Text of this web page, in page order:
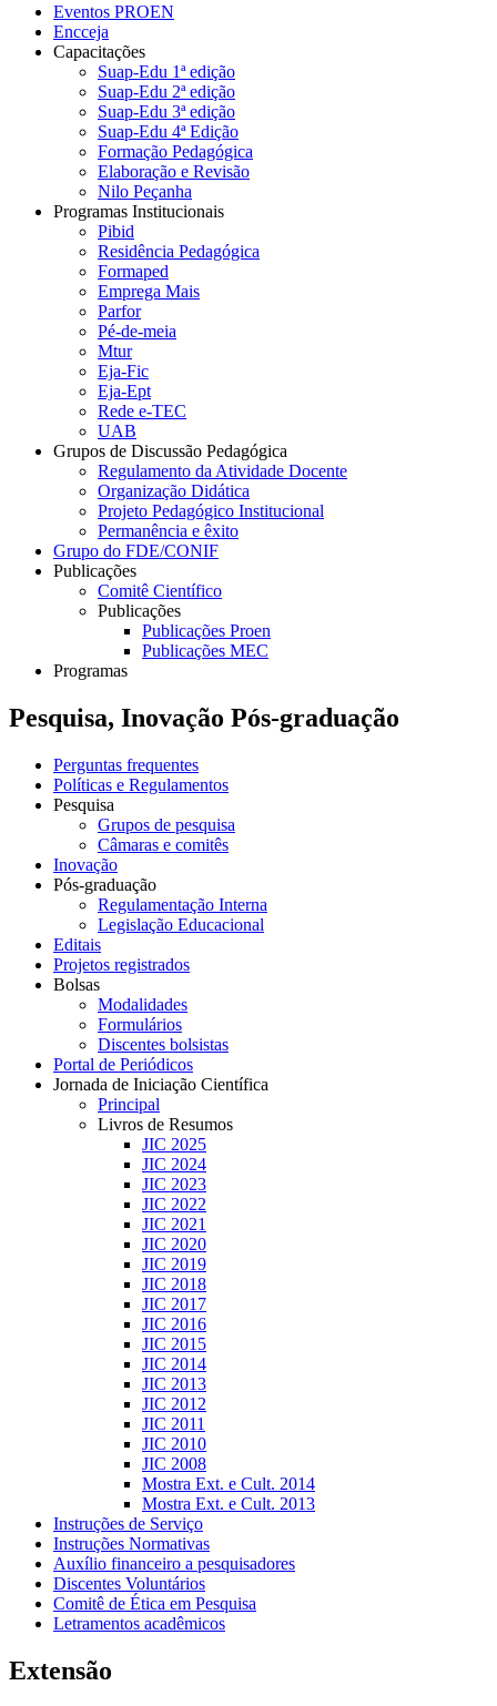
Eventos PROEN
Encceja
Capacitações
Suap-Edu 1ª edição
Suap-Edu 2ª edição
Suap-Edu 3ª edição
Suap-Edu 4ª Edição
Formação Pedagógica
Elaboração e Revisão
Nilo Peçanha
Programas Institucionais
Pibid
Residência Pedagógica
Formaped
Emprega Mais
Parfor
Pé-de-meia
Mtur
Eja-Fic
Eja-Ept
Rede e-TEC
UAB
Grupos de Discussão Pedagógica
Regulamento da Atividade Docente
Organização Didática
Projeto Pedagógico Institucional
Permanência e êxito
Grupo do FDE/CONIF
Publicações
Comitê Científico
Publicações
Publicações Proen
Publicações MEC
Programas
Pesquisa, Inovação Pós-graduação
Perguntas frequentes
Políticas e Regulamentos
Pesquisa
Grupos de pesquisa
Câmaras e comitês
Inovação
Pós-graduação
Regulamentação Interna
Legislação Educacional
Editais
Projetos registrados
Bolsas
Modalidades
Formulários
Discentes bolsistas
Portal de Periódicos
Jornada de Iniciação Científica
Principal
Livros de Resumos
JIC 2025
JIC 2024
JIC 2023
JIC 2022
JIC 2021
JIC 2020
JIC 2019
JIC 2018
JIC 2017
JIC 2016
JIC 2015
JIC 2014
JIC 2013
JIC 2012
JIC 2011
JIC 2010
JIC 2008
Mostra Ext. e Cult. 2014
Mostra Ext. e Cult. 2013
Instruções de Serviço
Instruções Normativas
Auxílio financeiro a pesquisadores
Discentes Voluntários
Comitê de Ética em Pesquisa
Letramentos acadêmicos
Extensão